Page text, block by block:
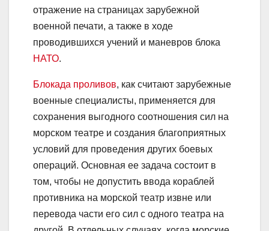
отражение на страницах зарубежной
военной печати, а также в ходе
проводившихся учений и маневров блока
НАТО.
Блокада проливов, как считают зарубежные
военные специалисты, применяется для
сохранения выгодного соотношения сил на
морском театре и создания благоприятных
условий для проведения других боевых
операций. Основная ее задача состоит в
том, чтобы не допустить ввода кораблей
противника на морской театр извне или
перевода части его сил с одного театра на